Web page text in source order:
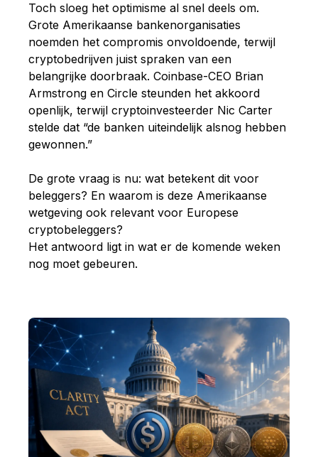
Toch sloeg het optimisme al snel deels om.
Grote Amerikaanse bankenorganisaties
noemden het compromis onvoldoende, terwijl
cryptobedrijven juist spraken van een
belangrijke doorbraak. Coinbase-CEO Brian
Armstrong en Circle steunden het akkoord
openlijk, terwijl cryptoinvesteerder Nic Carter
stelde dat “de banken uiteindelijk alsnog hebben
gewonnen.”
De grote vraag is nu: wat betekent dit voor
beleggers? En waarom is deze Amerikaanse
wetgeving ook relevant voor Europese
cryptobeleggers?
Het antwoord ligt in wat er de komende weken
nog moet gebeuren.